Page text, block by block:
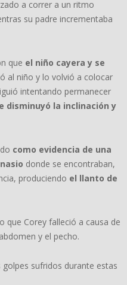
a correr a un ritmo
su padre incrementaba
que el niño cayera y se
al niño y lo volvió a colocar
intentando permanecer
disminuyó la inclinación y
como evidencia de una
donde se encontraban,
produciendo el llanto de
que Corey falleció a causa de
y el pecho.
sufridos durante estas